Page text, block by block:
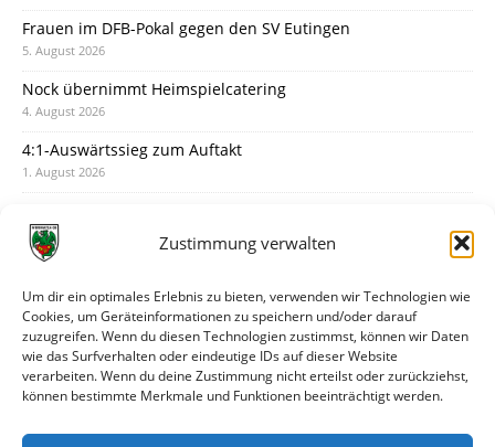
Zustimmung verwalten
Um dir ein optimales Erlebnis zu bieten, verwenden wir Technologien wie
Cookies, um Geräteinformationen zu speichern und/oder darauf
zuzugreifen. Wenn du diesen Technologien zustimmst, können wir Daten
wie das Surfverhalten oder eindeutige IDs auf dieser Website
verarbeiten. Wenn du deine Zustimmung nicht erteilst oder zurückziehst,
können bestimmte Merkmale und Funktionen beeinträchtigt werden.
Frauen im DFB-Pokal gegen den SV Eutingen
5. August 2026
Nock übernimmt Heimspielcatering
4. August 2026
4:1-Auswärtssieg zum Auftakt
1. August 2026
31. Juli 2026
30. Juli 2026
Deine Spielminute: 89+1
28. Juli 2026
Neuer Rückensponsor